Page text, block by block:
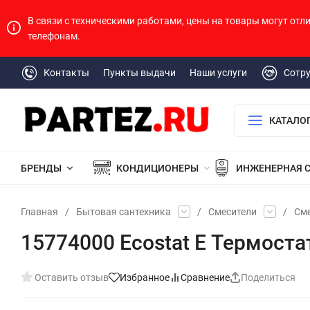
В связи с техническими работами, цены на товары могут
телефонам.
Контакты Пункты выдачи Наши услуги
БРЕНДЫ КОНДИЦИОНЕРЫ ИНЖЕНЕРНАЯ
Главная / Бытовая сантехника / Смесители /
15774000 Ecostat E
Оставить отзыв Избранное Сравнение Поделиться